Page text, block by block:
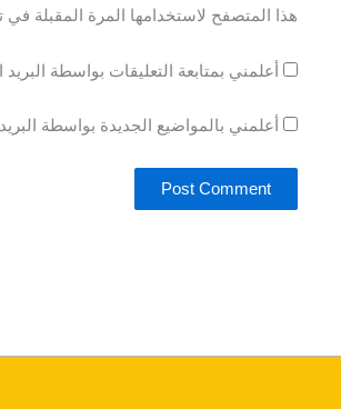
هذا المتصفح لاستخدامها المرة المقبلة في
أعلمني بمتابعة التعليقات بواسطة البريد
أعلمني بالمواضيع الجديدة بواسطة